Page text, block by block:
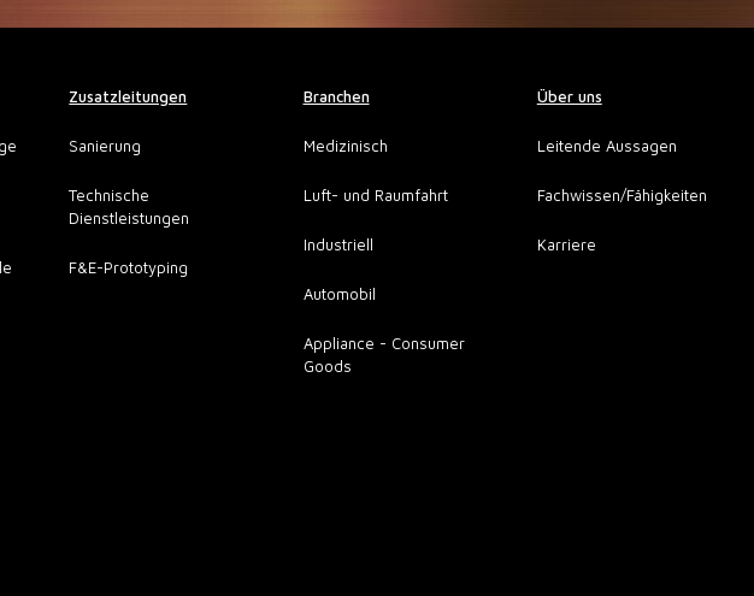
Zusatzleitungen
Sanierung
Technische
Dienstleistungen
F&E-Prototyping
Branchen
Medizinisch
Luft- und Raumfahrt
Industriell
Automobil
Appliance - Consumer
Goods
Über uns
Leitende Aussagen
Fachwissen/Fähigkeiten
Karriere